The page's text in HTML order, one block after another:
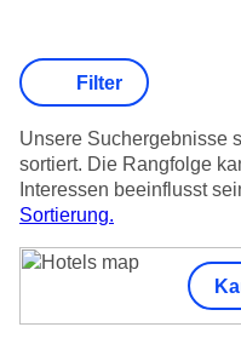
Unsere Suchergebnisse
sortiert. Die Rangfolge
Interessen beeinflusst
Sortierung.
Filter